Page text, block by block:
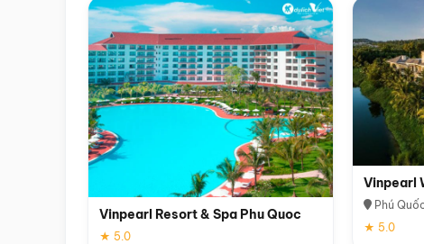
Vinpearl Resort & Spa Phu Quoc
★ 5.0
Vinpearl
Phú
★ 5.0